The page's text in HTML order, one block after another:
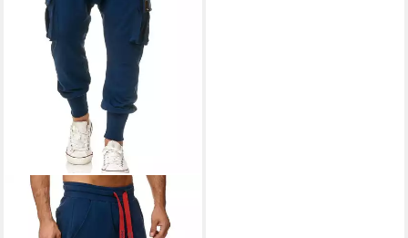
TAZZIO
Jogginghose 19619
Sporthose mit modernen